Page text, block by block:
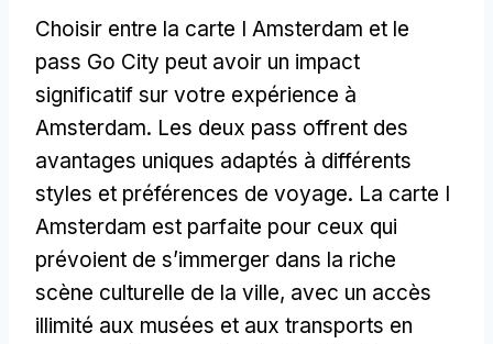
Choisir entre la carte I Amsterdam et le
pass Go City peut avoir un impact
significatif sur votre expérience à
Amsterdam. Les deux pass offrent des
avantages uniques adaptés à différents
styles et préférences de voyage. La carte I
Amsterdam est parfaite pour ceux qui
prévoient de s’immerger dans la riche
scène culturelle de la ville, avec un accès
illimité aux musées et aux transports en